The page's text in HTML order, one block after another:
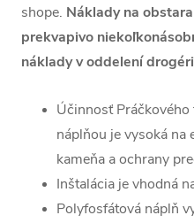
shope. Náklady na
prekvapivo
náklady v oddelení
Účinnosť
náplňou je vysoká
kameňa a ochrany
Inštalácia je vhodná
Polyfosfátová náplň